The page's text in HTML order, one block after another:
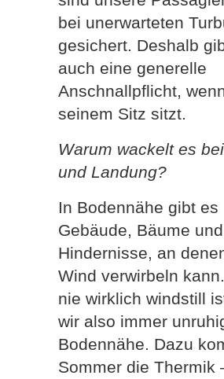
bei unerwarteten
gesichert. Deshalb
auch eine generelle
Anschnallpflicht,
seinem Sitz sitzt.
Warum wackelt es
und Landung?
In Bodennähe gibt es
Gebäude, Bäume
Hindernisse, an
Wind verwirbeln
nie wirklich windstill
wir also immer
Bodennähe. Dazu
Sommer die Thermik